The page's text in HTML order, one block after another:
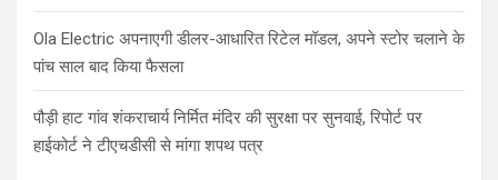
Ola Electric अपनाएगी डीलर-आधारित रिटेल मॉडल, अपने स्टोर चलाने के
पांच साल बाद किया फैसला
पौड़ी हाट गांव शंकराचार्य निर्मित मंदिर की सुरक्षा पर सुनवाई, रिपोर्ट पर
हाईकोर्ट ने टीएचडीसी से मांगा शपथ पत्र